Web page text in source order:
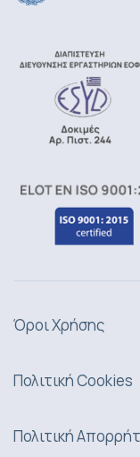
Όροι Χρήσης
Πολιτική Cookies
Πολιτική